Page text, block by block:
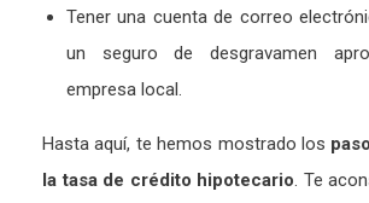
Tener una cuenta de correo
un seguro de desgravamen
empresa local.
Hasta aquí, te hemos mostrado los
la tasa de crédito hipotecario. Te